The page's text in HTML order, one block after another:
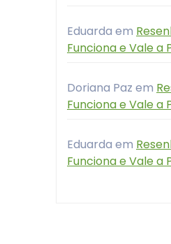
Eduarda em
Funciona e Vale a
Doriana Paz em
Funciona e Vale a
Eduarda em
Funciona e Vale a